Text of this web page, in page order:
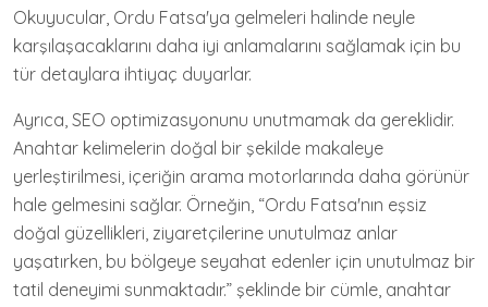
Okuyucular, Ordu Fatsa'ya gelmeleri halinde neyle
karşılaşacaklarını daha iyi anlamalarını sağlamak için bu
tür detaylara ihtiyaç duyarlar.
Ayrıca, SEO optimizasyonunu unutmamak da gereklidir.
Anahtar kelimelerin doğal bir şekilde makaleye
yerleştirilmesi, içeriğin arama motorlarında daha görünür
hale gelmesini sağlar. Örneğin, “Ordu Fatsa'nın eşsiz
doğal güzellikleri, ziyaretçilerine unutulmaz anlar
yaşatırken, bu bölgeye seyahat edenler için unutulmaz bir
tatil deneyimi sunmaktadır.” şeklinde bir cümle, anahtar